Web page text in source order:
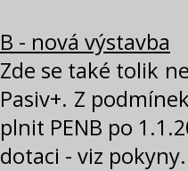
B - nová výstavba
Zde se také tolik
Pasiv+. Z
plnit PENB po
dotaci - viz pokyny.